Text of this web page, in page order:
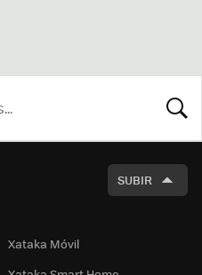
SUBIR
Xataka Móvil